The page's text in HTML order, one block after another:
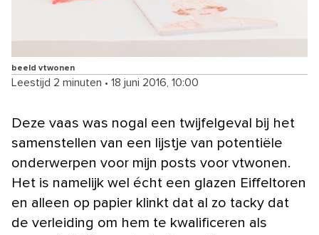
beeld vtwonen
Leestijd 2 minuten • 18 juni 2016, 10:00
Deze vaas was nogal een twijfelgeval bij het
samenstellen van een lijstje van potentiële
onderwerpen voor mijn posts voor vtwonen.
Het is namelijk wel écht een glazen Eiffeltoren
en alleen op papier klinkt dat al zo tacky dat
de verleiding om hem te kwalificeren als